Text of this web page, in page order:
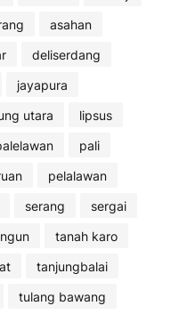
asahan
deliserdang
jayapura
utara
lipsus
pali
pelalawan
serang
sergai
tanah karo
tanjungbalai
tulang bawang